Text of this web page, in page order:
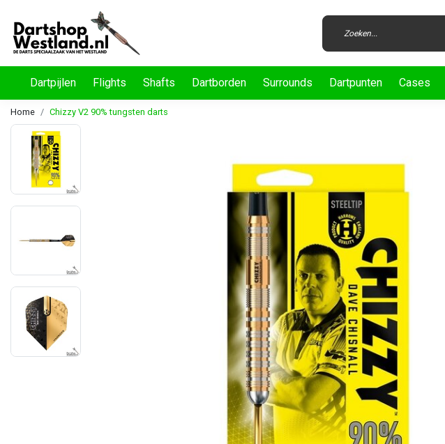
Dartpijlen Flights Shafts Dartborden Surrounds Dartpunten Cases
Home Chizzy V2 90% tungsten darts